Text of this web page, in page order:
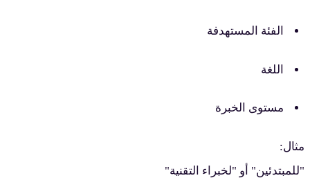
الفئة المستهدفة
اللغة
مستوى الخبرة
أو "لخبراء التقنية"